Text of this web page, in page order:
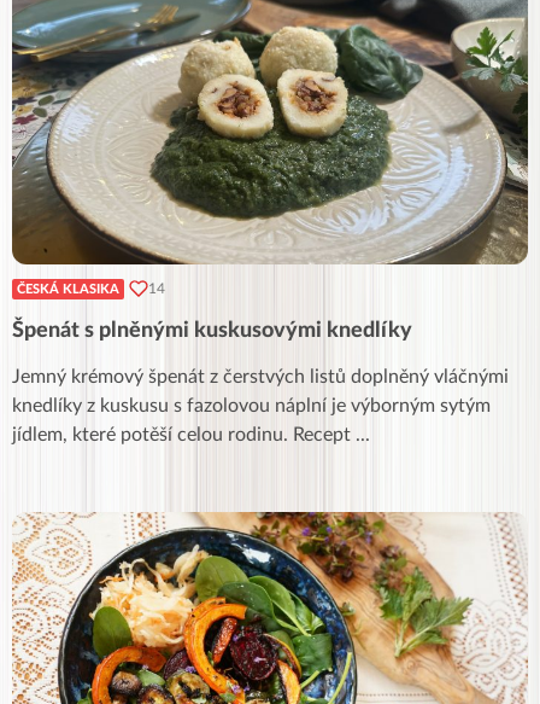
ČESKÁ KLASIKA 14
Špenát s plněnými kuskusovými knedlíky
Jemný krémový špenát z čerstvých listů doplněný vláčnými
knedlíky z kuskusu s fazolovou náplní je výborným sytým
jídlem, které potěší celou rodinu. Recept ...